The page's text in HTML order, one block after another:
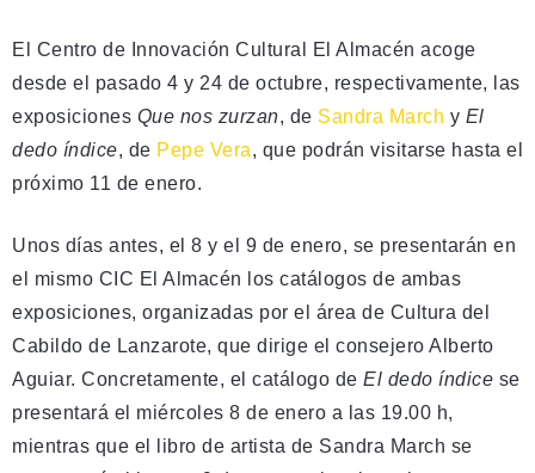
El Centro de Innovación Cultural El Almacén acoge
desde el pasado 4 y 24 de octubre, respectivamente, las
exposiciones Que nos zurzan, de Sandra March y El
dedo índice, de Pepe Vera, que podrán visitarse hasta el
próximo 11 de enero.
Unos días antes, el 8 y el 9 de enero, se presentarán en
el mismo CIC El Almacén los catálogos de ambas
exposiciones, organizadas por el área de Cultura del
Cabildo de Lanzarote, que dirige el consejero Alberto
Aguiar. Concretamente, el catálogo de El dedo índice se
presentará el miércoles 8 de enero a las 19.00 h,
mientras que el libro de artista de Sandra March se